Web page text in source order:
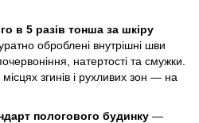
в 5 разів тонша за шкіру
оброблені внутрішні шви
натертості та смужки.
згинів і рухливих зон — на
пологового будинку —